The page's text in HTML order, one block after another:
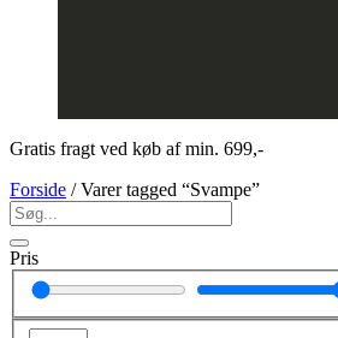
Gratis fragt ved køb af min. 699,-
Forside / Varer tagged “Svampe”
Pris